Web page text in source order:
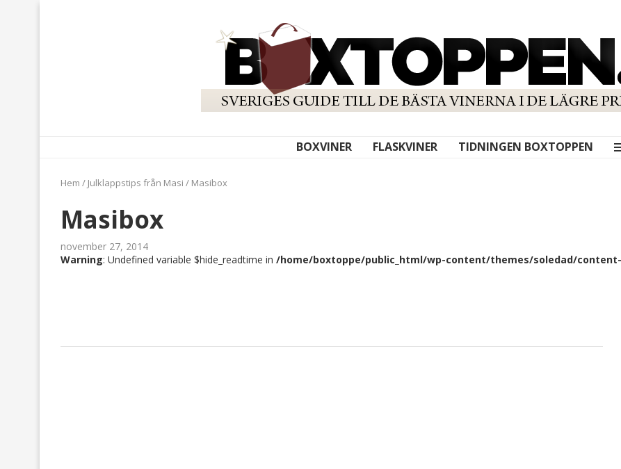
BOXVINER FLASKVINER TIDNINGEN BOXTOPPEN
Hem / Julklappstips från Masi / Masibox
Masibox
november 27, 2014
Warning: Undefined variable $hide_readtime in /home/boxtoppe/public_html/wp-content/themes/soledad/